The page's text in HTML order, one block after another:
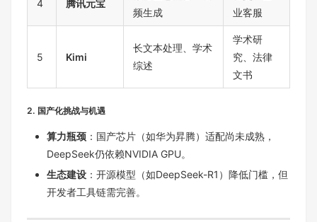
4 腾讯元宝
频生成
业客服
5 Kimi
长文本处理、学术
综述
学术研
究、法律
文书
2. 国产化挑战与机遇
算力瓶颈 ：国产芯片（如华为昇腾）适配尚未成熟，
DeepSeek仍依赖NVIDIA GPU。
生态建设 ：开源模型（如DeepSeek-R1）降低门槛，但
开发者工具链需完善。